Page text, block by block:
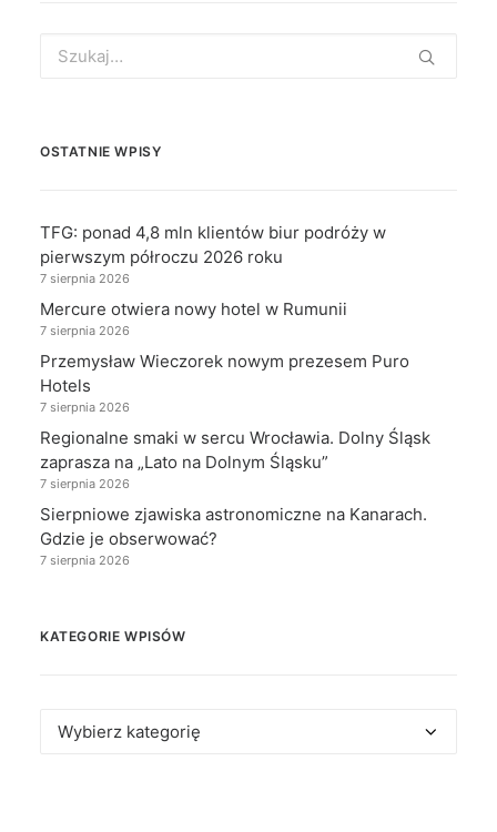
for:
OSTATNIE WPISY
TFG: ponad 4,8 mln klientów biur podróży w
pierwszym półroczu 2026 roku
7 sierpnia 2026
Mercure otwiera nowy hotel w Rumunii
7 sierpnia 2026
Przemysław Wieczorek nowym prezesem Puro
Hotels
7 sierpnia 2026
Regionalne smaki w sercu Wrocławia. Dolny Śląsk
zaprasza na „Lato na Dolnym Śląsku”
7 sierpnia 2026
Sierpniowe zjawiska astronomiczne na Kanarach.
Gdzie je obserwować?
7 sierpnia 2026
KATEGORIE WPISÓW
Kategorie